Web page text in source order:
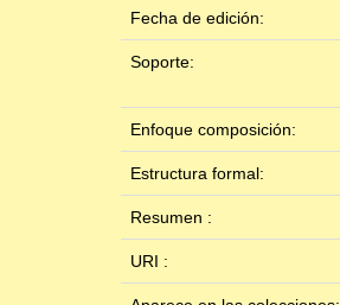
Fecha de edición:
Soporte:
Enfoque composición:
Estructura formal:
Resumen :
URI :